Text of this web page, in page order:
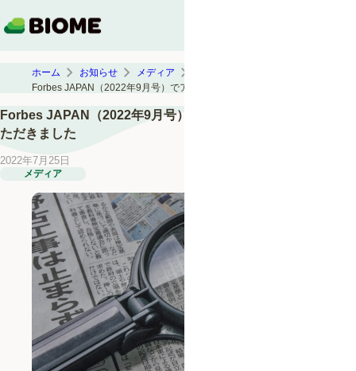
ホーム お知らせ
メディア
Forbes JAPAN（2022年9月号）でアプリ「Biome」を紹介い
ただきました
2022年7月25日
メディア